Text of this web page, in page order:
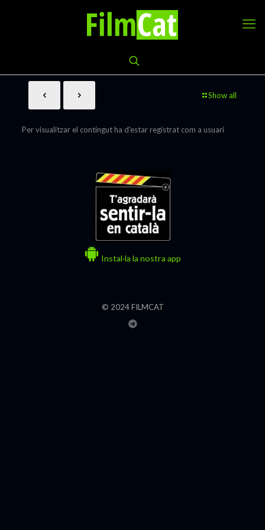
Show all
Per visualitzar el contingut ha d'estar registrat com a usuari
Instal·la la nostra app
© 2024 FILMCAT